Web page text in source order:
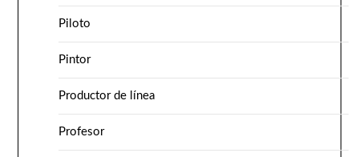
Piloto
Pintor
Productor de línea
Profesor